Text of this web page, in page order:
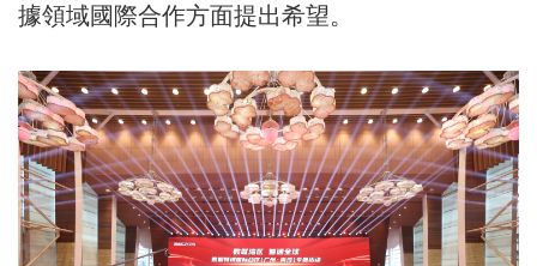
據領域國際合作方面提出希望。